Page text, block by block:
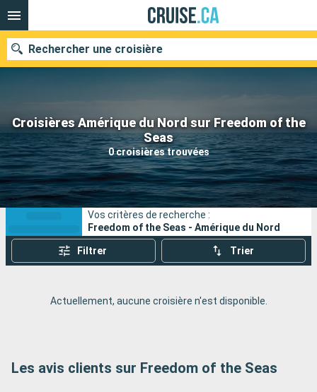
Croisières Amérique du Nord sur Freedom of the
Seas
0 croisières trouvées
Rechercher une croisière
Nos destinations
Mois de départ
Ports Compagnies
Rechercher
Vos critères de recherche :
Freedom of the Seas - Amérique du Nord
Filtrer Trier
Actuellement, aucune croisière n'est disponible.
Les avis clients sur Freedom of the Seas